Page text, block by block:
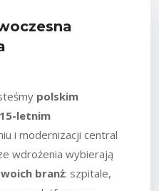
polskim
letnim
i modernizacji central
wdrożenia wybierają
branż: szpitale,